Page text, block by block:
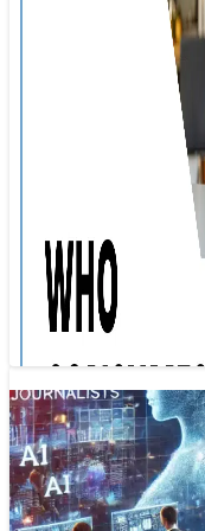
Xu hướng báo
tin tức địa
Giữa bối cảnh thực
xu hướng tích cực